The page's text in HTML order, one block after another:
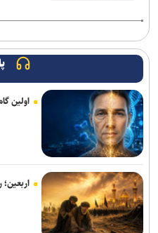
فایننشال تایمز: ترامپ میان
شده است
لزوم روزآمدسازی رویکرد‌های
درس‌آموخته‌های جنگ
آکسیوس مدعی توافق موقت ایران،
بازداشت فرد مسلح در باشگاه
آمریکا
انفجار‌های پیاپی و آتش‌سوزی
همچنان نامشخص
اولین